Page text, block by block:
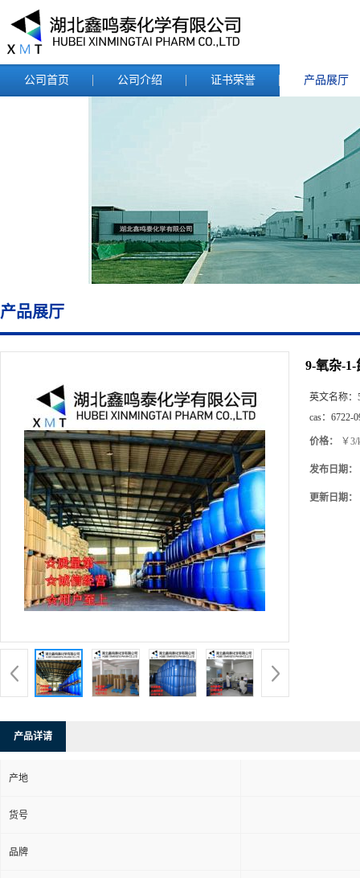
公司首页 公司介绍 证书荣誉 产品展厅
产品展厅
9-氧杂-1-
英文名称：
cas： 6722-
价格： ￥3/
发布日期：
更新日期：
产品详请
产地
货号
品牌